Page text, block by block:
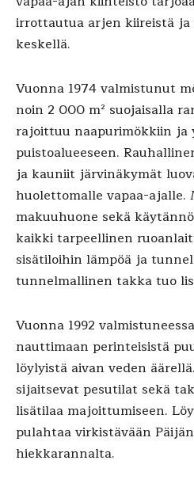
irrottautua arjen kiireistä
keskellä.
Vuonna 1974 valmistunut
noin 2 000 m² suojaisalla
rajoittuu naapurimökkiin ja
puistoalueeseen.
ja kauniit järvinäkymät
huolettomalle vapaa-ajalle.
makuuhuone sekä
kaikki tarpeellinen
sisätiloihin lämpöä ja
tunnelmallinen takka tuo
Vuonna 1992
nauttimaan perinteisistä
löylyistä aivan veden
sijaitsevat pesutilat sekä
lisätilaa majoittumiseen.
pulahtaa virkistävään
hiekkarannalta.